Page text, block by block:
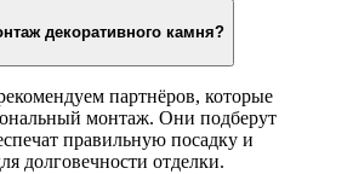
декоративного камня?
партнёров, которые
монтаж. Они подберут
правильную посадку и
долговечности отделки.